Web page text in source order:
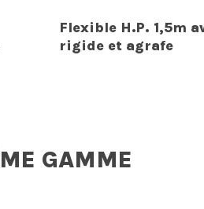
Flexible H.P. 1,5m
rigide et agrafe
GAMME